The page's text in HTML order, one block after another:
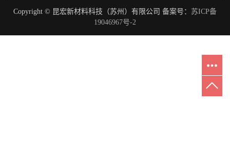
Copyright © 昆宏新材料科技（苏州）有限公司 备案号： 苏ICP备
19046967号-2